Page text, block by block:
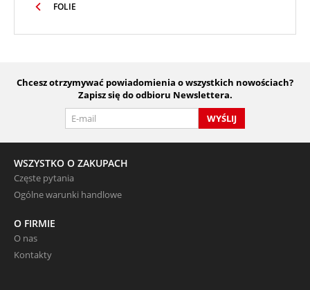
FOLIE
Chcesz otrzymywać powiadomienia o wszystkich nowościach?
Zapisz się do odbioru Newslettera.
WYŚLIJ
WSZYSTKO O ZAKUPACH
Częste pytania
Ogólne warunki handlowe
O FIRMIE
O nas
Kontakty